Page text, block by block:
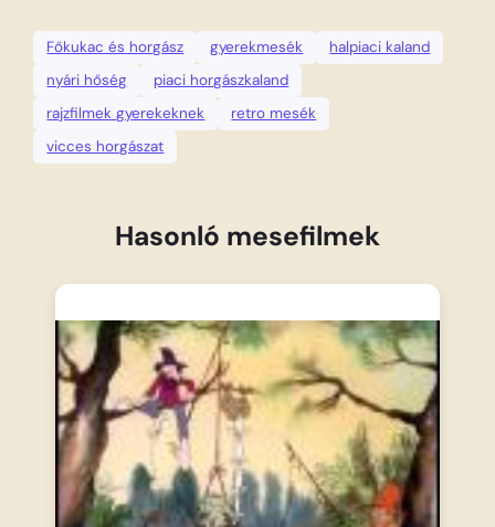
Főkukac és horgász gyerekmesék
halpiaci kaland
nyári hőség
piaci horgászkaland
rajzfilmek gyerekeknek
retro mesék
vicces horgászat
Hasonló mesefilmek